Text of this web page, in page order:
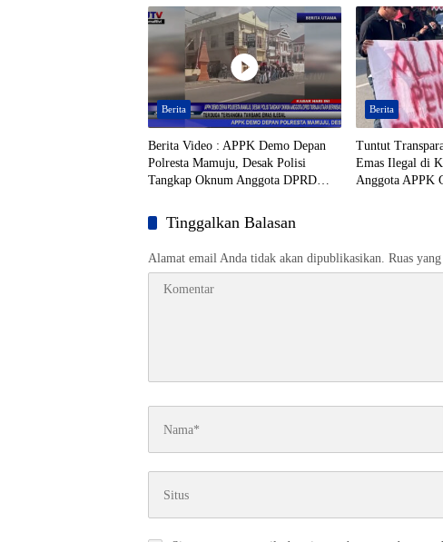
Berita
Berita Video : APPK Demo Depan
Polresta Mamuju, Desak Polisi
Tangkap Oknum Anggota DPRD
Tersangka Tambang Emas Ilegal
Berita
Tuntut
Emas Ilegal di
Anggota APPK
Tinggalkan Balasan
Alamat email Anda tidak akan dipublikasikan. Ruas